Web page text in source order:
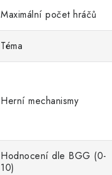
Maximální počet hráčů
Téma
Herní mechanismy
Hodnocení dle BGG (0-
10)